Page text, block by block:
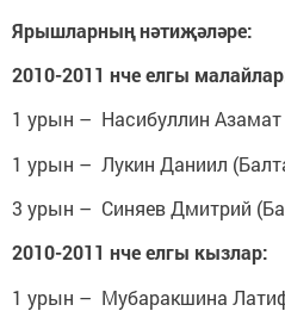
Ярышларның нәтиҗәләре:
2010-2011 нче елгы
1 урын – Насибуллин Азамат
1 урын – Лукин Даниил
3 урын – Синяев Дмитрий
2010-2011 нче елгы кызлар:
1 урын – Мубаракшина